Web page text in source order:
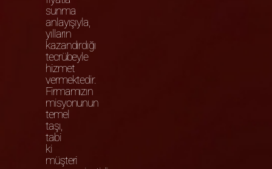
sunma
anlayışıyla,
yılların
kazandırdığı
tecrübeyle
hizmet
vermektedir.
Firmamızın
misyonunun
temel
taşı,
tabi
ki
müşteri